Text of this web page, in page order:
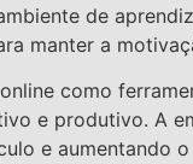
de
manter a
como
e produtivo. A
e aumentando